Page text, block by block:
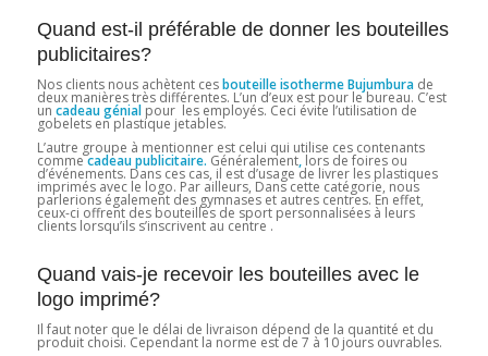
Quand est-il préférable de donner les bouteilles
publicitaires?
Nos clients nous achètent cesbouteille isotherme Bujumbura de
deux manières très différentes. L’un d’eux est pour le bureau. C’est
un cadeau génialpour les employés. Ceci évite l’utilisation de
gobelets en plastique jetables.
L’autre groupe à mentionner est celui qui utilise ces contenants
commecadeau publicitaire. Généralement,lors de foires ou
d’événements. Dans ces cas, il est d’usage de livrer les plastiques
imprimés avec le logo. Par ailleurs, Dans cette catégorie, nous
parlerions également des gymnases et autres centres. En effet,
ceux-ci offrent des bouteilles de sport personnalisées à leurs
clients lorsqu’ils s’inscrivent au centre .
Quand vais-je recevoir les bouteilles avec le
logo imprimé?
Il faut noter que le délai de livraison dépend de la quantité et du
produit choisi. Cependant la norme est de 7 à 10 jours ouvrables.